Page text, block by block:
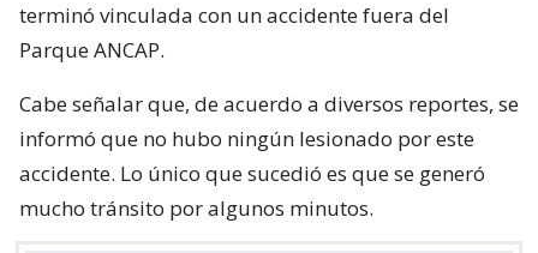
terminó vinculada con un accidente fuera del
Parque ANCAP.
Cabe señalar que, de acuerdo a diversos reportes, se
informó que no hubo ningún lesionado por este
accidente. Lo único que sucedió es que se generó
mucho tránsito por algunos minutos.